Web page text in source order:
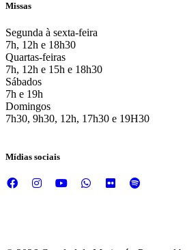
Missas
Segunda à sexta-feira
7h, 12h e 18h30
Quartas-feiras
7h, 12h e 15h e 18h30
Sábados
7h e 19h
Domingos
7h30, 9h30, 12h, 17h30 e 19H30
Mídias sociais